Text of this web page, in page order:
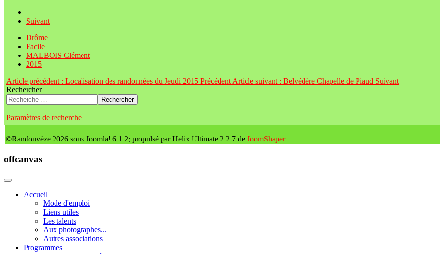
Suivant
Drôme
Facile
MALBOIS Clément
2015
Article précédent : Localisation des randonnées du Jeudi 2015 Précédent Article suivant : Belvédère Chapelle de Piaud Suivant
Rechercher
Rechercher
Paramètres de recherche
©Randouvèze 2026 sous Joomla! 6.1.2; propulsé par Helix Ultimate 2.2.7 de JoomShaper
offcanvas
Accueil
Mode d'emploi
Liens utiles
Les talents
Aux photographes...
Autres associations
Programmes